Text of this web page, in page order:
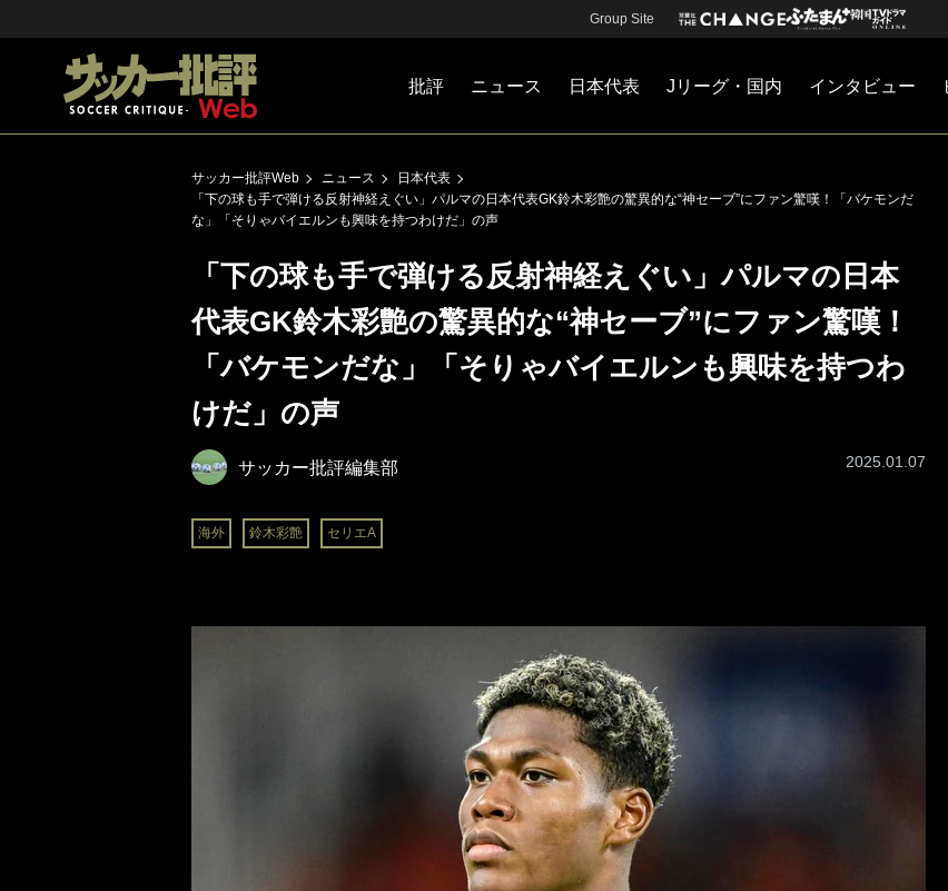
Group Site
批評 ニュース 日本代表 Jリーグ・国内 インタビュー
サッカー批評Web ニュース
日本代表
「下の球も手で弾ける反射神経えぐい」パルマの日本代表GK鈴木彩艶の驚異的な“神セーブ”にファン驚嘆！「バケモンだ
な」「そりゃバイエルンも興味を持つわけだ」の声
「下の球も手で弾ける反射神経えぐい」パルマの日本
代表GK鈴木彩艶の驚異的な“神セーブ”にファン驚嘆！
「バケモンだな」「そりゃバイエルンも興味を持つわ
けだ」の声
サッカー批評編集部
海外 鈴木彩艶 セリエA
2025.01.07